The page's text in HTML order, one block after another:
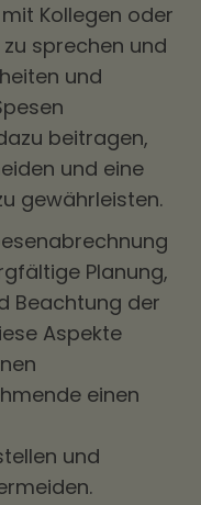
Kollegen oder
sprechen und
und
beitragen,
und eine
gewährleisten.
Planung,
Beachtung der
Aspekte
einen
und